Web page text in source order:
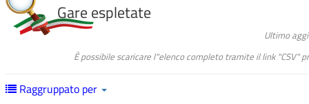
Gare espletate
Ultimo
È possibile scaricare l"elenco completo tramite il link "CSV"
Raggruppato per